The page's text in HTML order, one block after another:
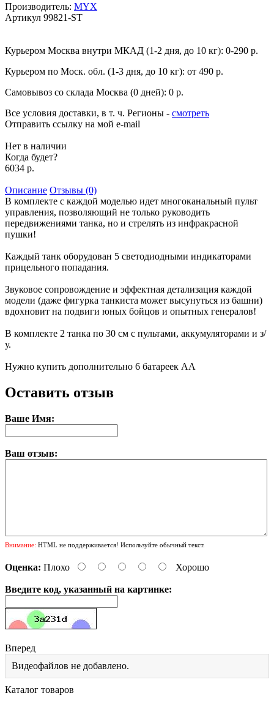
Производитель: MYX
Артикул 99821-ST
Курьером Москва внутри МКАД (1-2 дня, до 10 кг): 0-290 р.
Курьером по Моск. обл. (1-3 дня, до 10 кг): от 490 р.
Самовывоз со склада Москва (0 дней): 0 р.
Все условия доставки, в т. ч. Регионы - смотреть
Отправить ссылку на мой e-mail
Нет в наличии
Когда будет?
6034 р.
Описание Отзывы (0)
В комплекте с каждой моделью идет многоканальный пульт
управления, позволяющий не только руководить
передвижениями танка, но и стрелять из инфракрасной
пушки!
Каждый танк оборудован 5 светодиодными индикаторами
прицельного попадания.
Звуковое сопровождение и эффектная детализация каждой
модели (даже фигурка танкиста может высунуться из башни)
вдохновит на подвиги юных бойцов и опытных генералов!
В комплекте 2 танка по 30 см с пультами, аккумуляторами и з/
у.
Нужно купить дополнительно 6 батареек АА
Оставить отзыв
Ваше Имя:
Ваш отзыв:
Внимание: HTML не поддерживается! Используйте обычный текст.
Оценка: Плохо Хорошо
Введите код, указанный на картинке:
Вперед
Видеофайлов не добавлено.
Каталог товаров